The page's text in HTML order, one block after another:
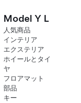
Model Y L
人気商品
インテリア
エクステリア
ホイールとタイ
ヤ
フロアマット
部品
キー